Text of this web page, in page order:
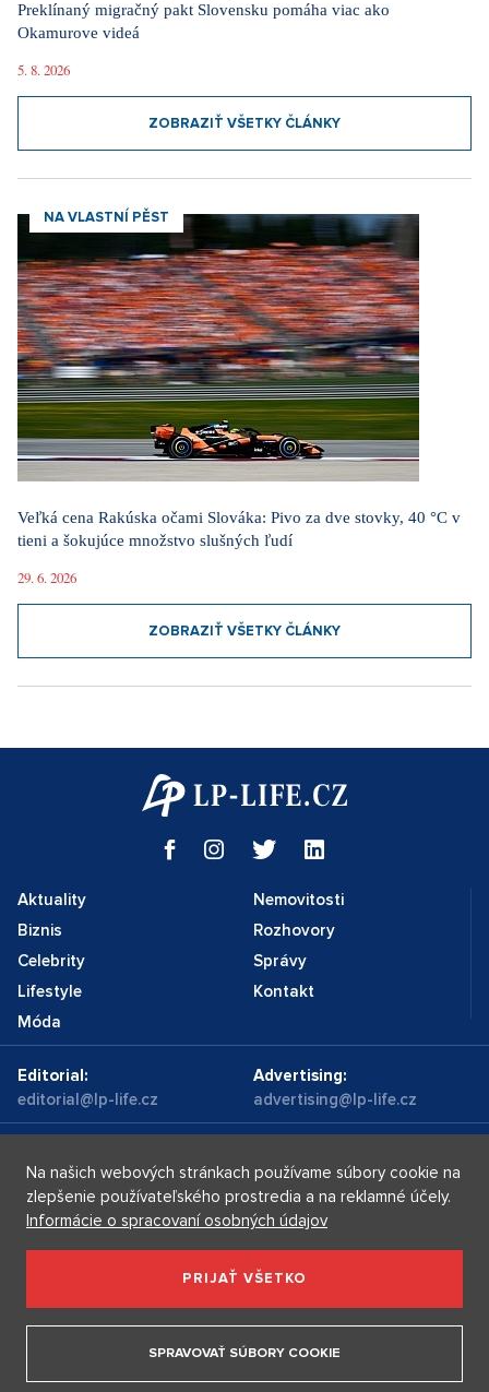
Preklínaný migračný pakt Slovensku pomáha viac ako
Okamurove videá
5. 8. 2026
ZOBRAZIŤ VŠETKY ČLÁNKY
NA VLASTNÍ PĚST
Veľká cena Rakúska očami Slováka: Pivo za dve stovky, 40 °C v
tieni a šokujúce množstvo slušných ľudí
29. 6. 2026
ZOBRAZIŤ VŠETKY ČLÁNKY
Aktuality
Biznis
Celebrity
Lifestyle
Móda
Nemovitosti
Rozhovory
Správy
Kontakt
Editorial:
editorial@lp-life.cz
Advertising:
advertising@lp-life.cz
Luxury real estates
Supermakléřky.cz
Luxury Prague Life s.r.o. Praha - Josefov, Maiselova 59/5,
PSČ 110 00, IČ: 05732921
Copyright © 2026, Luxury Prague Life
Na našich webových stránkach používame súbory cookie na
zlepšenie používateľského prostredia a na reklamné účely.
Informácie o spracovaní osobných údajov
PRIJAŤ VŠETKO
SPRAVOVAŤ SÚBORY COOKIE